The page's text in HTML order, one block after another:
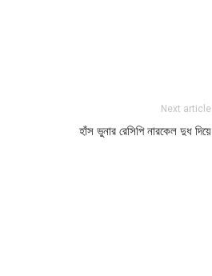
Next article
হাঁস ভুনার রেসিপি নারকেল দুধ দিয়ে